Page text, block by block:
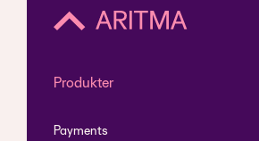
Produkter
Payments